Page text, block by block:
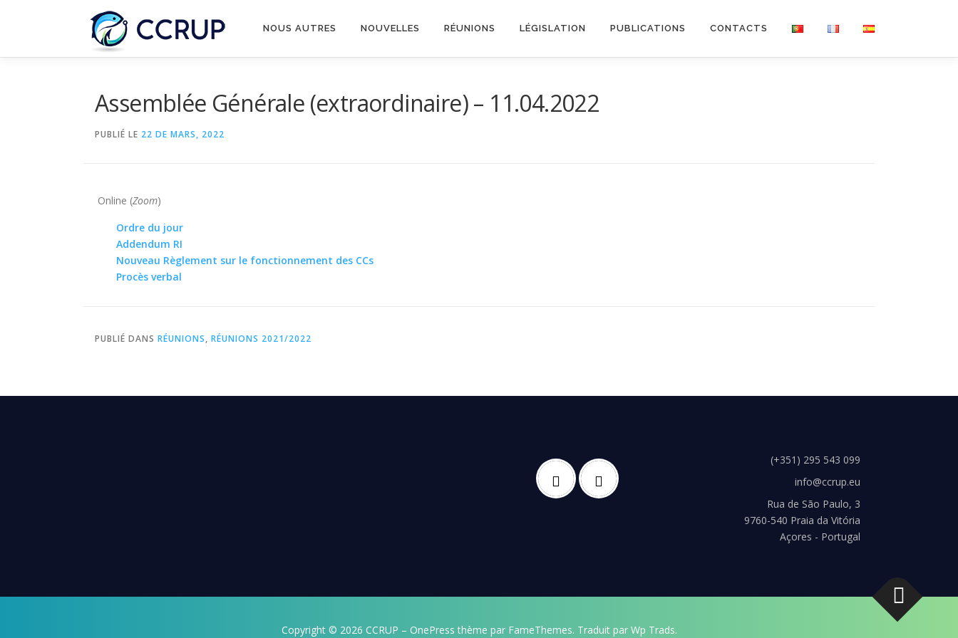
NOUS AUTRES NOUVELLES RÉUNIONS LÉGISLATION PUBLICATIONS CONTACTS
Assemblée Générale (extraordinaire) – 11.04.2022
PUBLIÉ LE 22 DE MARS, 2022
Online (Zoom)
Ordre du jour
Addendum RI
Nouveau Règlement sur le fonctionnement des CCs
Procès verbal
PUBLIÉ DANS RÉUNIONS, RÉUNIONS 2021/2022
(+351) 295 543 099
info@ccrup.eu
Rua de São Paulo, 3
9760-540 Praia da Vitória
Açores - Portugal
Copyright © 2026 CCRUP – OnePress thème par FameThemes. Traduit par Wp Trads.